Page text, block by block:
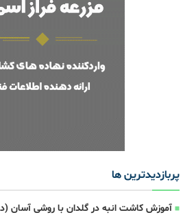
پربازدیدترین ها
آموزش کاشت انبه در گلدان با روشی آسان